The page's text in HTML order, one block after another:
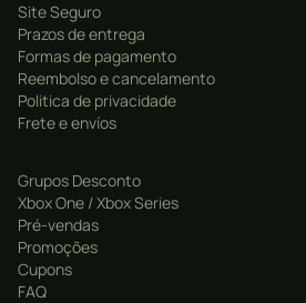
Site Seguro
Prazos de entrega
Formas de pagamento
Reembolso e cancelamento
Politica de privacidade
Frete e envíos
Grupos Desconto
Xbox One / Xbox Series
Pré-vendas
Promoções
Cupons
FAQ